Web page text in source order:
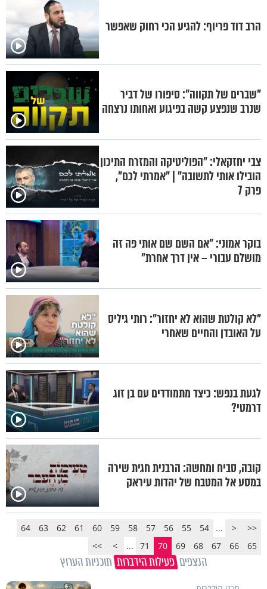
הרב דוד פריוף: להגיע הכי רחוק שאפשר
"שברים של תקווה": סיפורו של דביר
שנרב שנפצע קשה בפיגוע ואחותו נרצחה
צבי יחזקאלי: "הפוליטיקה והמזרח התיכון
הובילו אותי לתשובה" | "אמרתי לכם",
פרק 7
בוקר אמוני: "אם השם שם אותי פה זה
מושלם עבורי – אין דרך אחרת"
"לא קולטת שהוא לא יחזור": רותי גיליס
על האובדן והחיים שאחרי
לגעת בנפש: כיצד מתמודדים עם בן זוג
דרמטי?
קובה, סביח ומחשה: הרבנית חגית שירה
במסע אל המטבח של יהדות עיראק
<<
<
...
54
55
56
57
58
59
60
61
62
63
64
65
66
67
68
69
70
71
...
>
>>
הנצפים פעילות הידברות תוכניות הערוץ